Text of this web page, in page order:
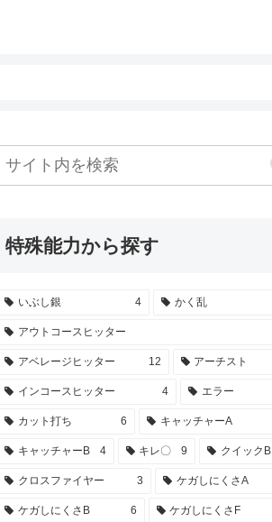
特殊能力から探す
いぶし銀 4 かく乱
アウトコースヒッター
アベレージヒッター 12 アーチスト
インコースヒッター 4 エラー
カット打ち 6 キャッチャーA
キャッチャーB 4 キレ〇 9 クイックB
クロスファイヤー 3 ケガしにくさA
ケガしにくさB 6 ケガしにくさF